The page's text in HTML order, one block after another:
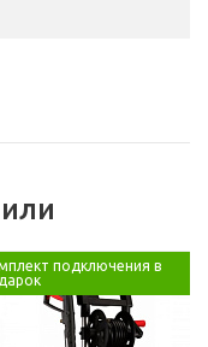
подключения в